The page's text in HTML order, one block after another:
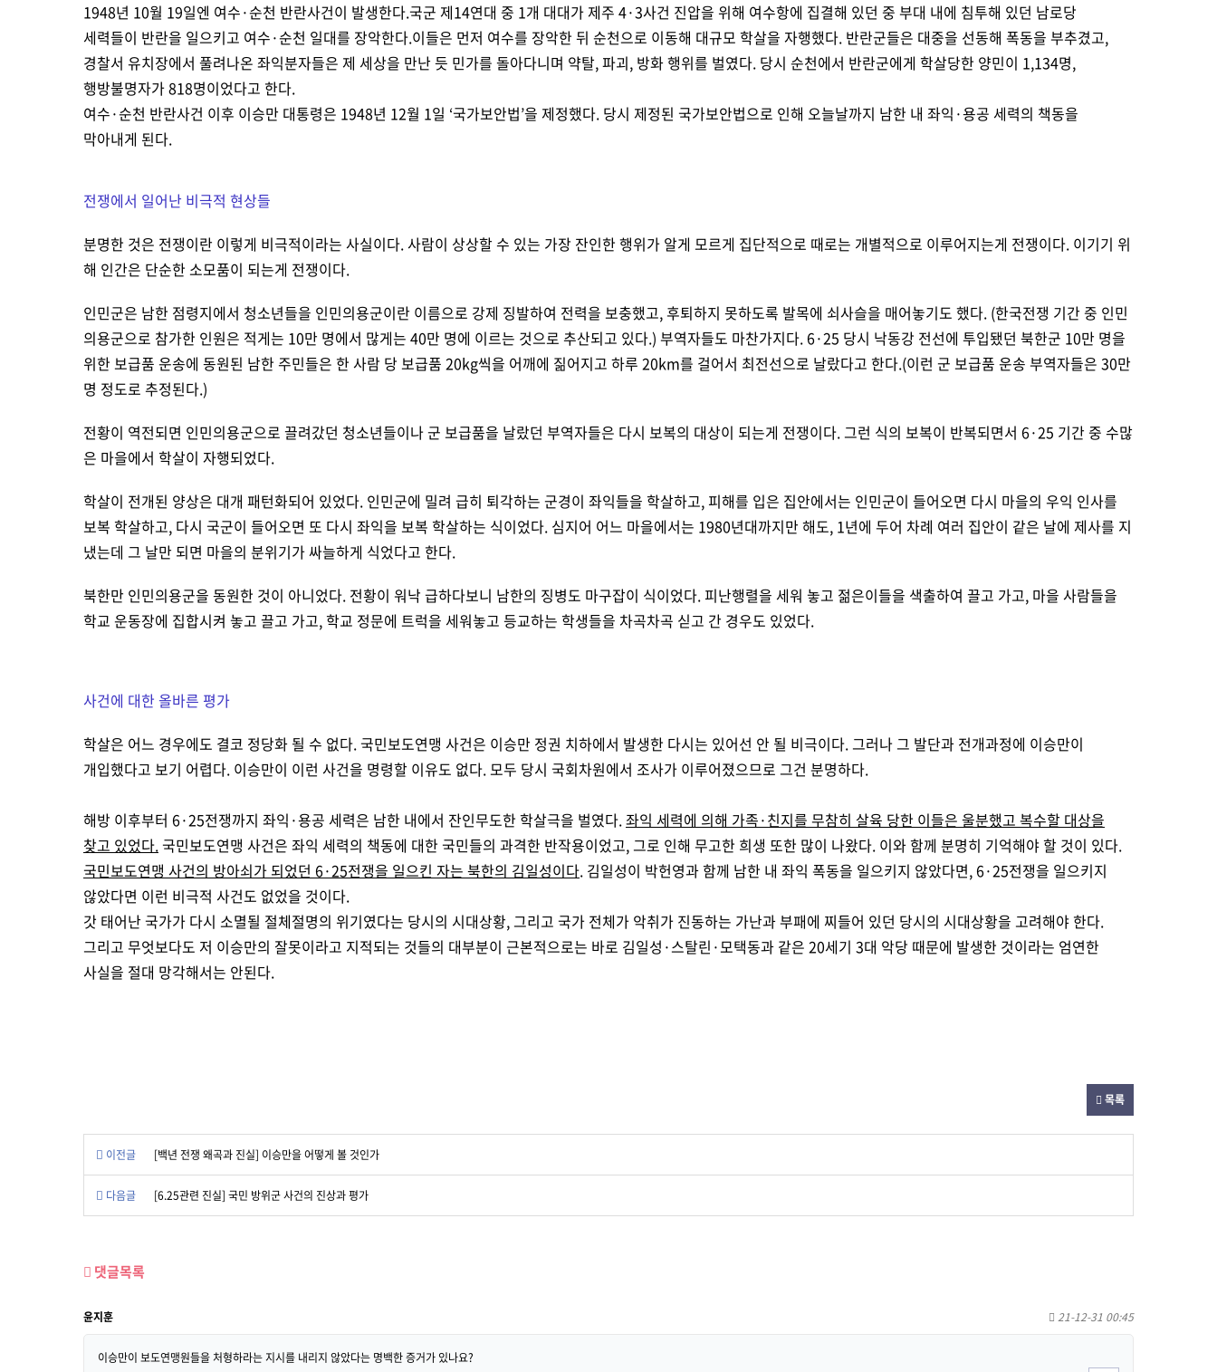
1948년 10월 19일엔 여수·순천 반란사건이 발생한다.국군 제14연대 중 1개 대대가 제주 4·3사건 진압을 위해 여수항에 집결해 있던 중 부대 내에 침투해 있던 남로당
세력들이 반란을 일으키고 여수·순천 일대를 장악한다.이들은 먼저 여수를 장악한 뒤 순천으로 이동해 대규모 학살을 자행했다. 반란군들은 대중을 선동해 폭동을 부추겼고,
경찰서 유치장에서 풀려나온 좌익분자들은 제 세상을 만난 듯 민가를 돌아다니며 약탈, 파괴, 방화 행위를 벌였다. 당시 순천에서 반란군에게 학살당한 양민이 1,134명,
행방불명자가 818명이었다고 한다.
여수·순천 반란사건 이후 이승만 대통령은 1948년 12월 1일 ‘국가보안법’을 제정했다. 당시 제정된 국가보안법으로 인해 오늘날까지 남한 내 좌익·용공 세력의 책동을
막아내게 된다.
전쟁에서 일어난 비극적 현상들
분명한 것은 전쟁이란 이렇게 비극적이라는 사실이다. 사람이 상상할 수 있는 가장 잔인한 행위가 알게 모르게 집단적으로 때로는 개별적으로 이루어지는게 전쟁이다. 이기기 위
해 인간은 단순한 소모품이 되는게 전쟁이다.
인민군은 남한 점령지에서 청소년들을 인민의용군이란 이름으로 강제 징발하여 전력을 보충했고, 후퇴하지 못하도록 발목에 쇠사슬을 매어놓기도 했다. (한국전쟁 기간 중 인민
의용군으로 참가한 인원은 적게는 10만 명에서 많게는 40만 명에 이르는 것으로 추산되고 있다.) 부역자들도 마찬가지다. 6·25 당시 낙동강 전선에 투입됐던 북한군 10만 명을
위한 보급품 운송에 동원된 남한 주민들은 한 사람 당 보급품 20kg씩을 어깨에 짊어지고 하루 20km를 걸어서 최전선으로 날랐다고 한다.(이런 군 보급품 운송 부역자들은 30만
명 정도로 추정된다.)
전황이 역전되면 인민의용군으로 끌려갔던 청소년들이나 군 보급품을 날랐던 부역자들은 다시 보복의 대상이 되는게 전쟁이다. 그런 식의 보복이 반복되면서 6·25 기간 중 수많
은 마을에서 학살이 자행되었다.
학살이 전개된 양상은 대개 패턴화되어 있었다. 인민군에 밀려 급히 퇴각하는 군경이 좌익들을 학살하고, 피해를 입은 집안에서는 인민군이 들어오면 다시 마을의 우익 인사를
보복 학살하고, 다시 국군이 들어오면 또 다시 좌익을 보복 학살하는 식이었다. 심지어 어느 마을에서는 1980년대까지만 해도, 1년에 두어 차례 여러 집안이 같은 날에 제사를 지
냈는데 그 날만 되면 마을의 분위기가 싸늘하게 식었다고 한다.
북한만 인민의용군을 동원한 것이 아니었다. 전황이 워낙 급하다보니 남한의 징병도 마구잡이 식이었다. 피난행렬을 세워 놓고 젊은이들을 색출하여 끌고 가고, 마을 사람들을
학교 운동장에 집합시켜 놓고 끌고 가고, 학교 정문에 트럭을 세워놓고 등교하는 학생들을 차곡차곡 싣고 간 경우도 있었다.
사건에 대한 올바른 평가
학살은 어느 경우에도 결코 정당화 될 수 없다. 국민보도연맹 사건은 이승만 정권 치하에서 발생한 다시는 있어선 안 될 비극이다. 그러나 그 발단과 전개과정에 이승만이
개입했다고 보기 어렵다. 이승만이 이런 사건을 명령할 이유도 없다. 모두 당시 국회차원에서 조사가 이루어졌으므로 그건 분명하다.
해방 이후부터 6·25전쟁까지 좌익·용공 세력은 남한 내에서 잔인무도한 학살극을 벌였다.좌익 세력에 의해 가족·친지를 무참히 살육 당한 이들은 울분했고 복수할 대상을
찾고 있었다.국민보도연맹 사건은 좌익 세력의 책동에 대한 국민들의 과격한 반작용이었고, 그로 인해 무고한 희생 또한 많이 나왔다. 이와 함께 분명히 기억해야 할 것이 있다.
국민보도연맹 사건의 방아쇠가 되었던 6·25전쟁을 일으킨 자는 북한의 김일성이다. 김일성이 박헌영과 함께 남한 내 좌익 폭동을 일으키지 않았다면, 6·25전쟁을 일으키지
않았다면 이런 비극적 사건도 없었을 것이다.
갓 태어난 국가가 다시 소멸될 절체절명의 위기였다는 당시의 시대상황, 그리고 국가 전체가 악취가 진동하는 가난과 부패에 찌들어 있던 당시의 시대상황을 고려해야 한다.
그리고 무엇보다도 저 이승만의 잘못이라고 지적되는 것들의 대부분이 근본적으로는 바로 김일성·스탈린·모택동과 같은 20세기 3대 악당 때문에 발생한 것이라는 엄연한
사실을 절대 망각해서는 안된다.
목록
이전글 [백년 전쟁 왜곡과 진실] 이승만을 어떻게 볼 것인가
다음글 [6.25관련 진실] 국민 방위군 사건의 진상과 평가
댓글목록
윤지훈 21-12-31 00:45
이승만이 보도연맹원들을 처형하라는 지시를 내리지 않았다는 명백한 증거가 있나요?